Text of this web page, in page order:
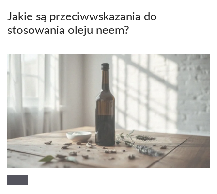
Jakie są przeciwwskazania do
stosowania oleju neem?